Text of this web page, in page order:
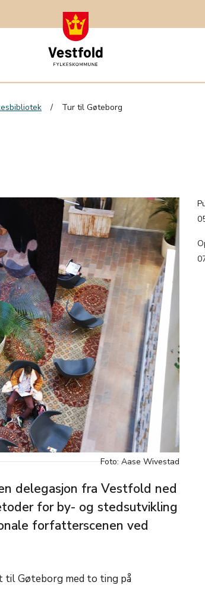
Tur til Gøteborg
Foto: Aase Wivestad
delegasjon fra Vestfold ned
for by- og stedsutvikling
forfatterscenen ved
til Gøteborg med to ting på